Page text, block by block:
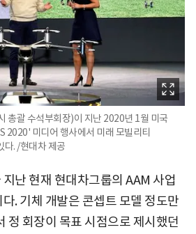
총괄 수석부회장)이 지난 2020년 1월 미국
2020' 미디어 행사에서 미래 모빌리티
다. /현대차 제공
난 현재 현대차그룹의 AAM 사업
. 기체 개발은 콘셉트 모델 정도만
정 회장이 목표 시점으로 제시했던